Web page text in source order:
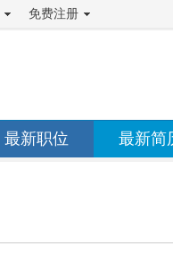
免费注册
最新职位 最新简